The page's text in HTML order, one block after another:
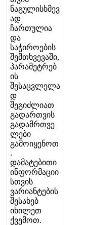
ნაგულისხმევ
ად
ჩართულია
და
საჭიროების
შემთხვევაში,
პარამეტრებ
ის
შესაცვლელა
დ
შეგიძლიათ
გადართვის
გადამრთვე
ლები
გამოიყენოთ
.
დამატებითი
ინფორმაციი
სთვის
ვარიანტების
შესახებ
იხილეთ
ქვემოთ.